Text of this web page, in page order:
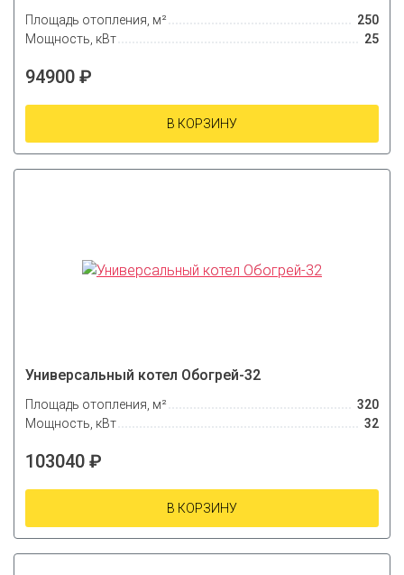
Площадь отопления, м²
250
Мощность, кВт
25
94900 ₽
В КОРЗИНУ
Универсальный котел Обогрей-32
Площадь отопления, м²
320
Мощность, кВт
32
103040 ₽
В КОРЗИНУ